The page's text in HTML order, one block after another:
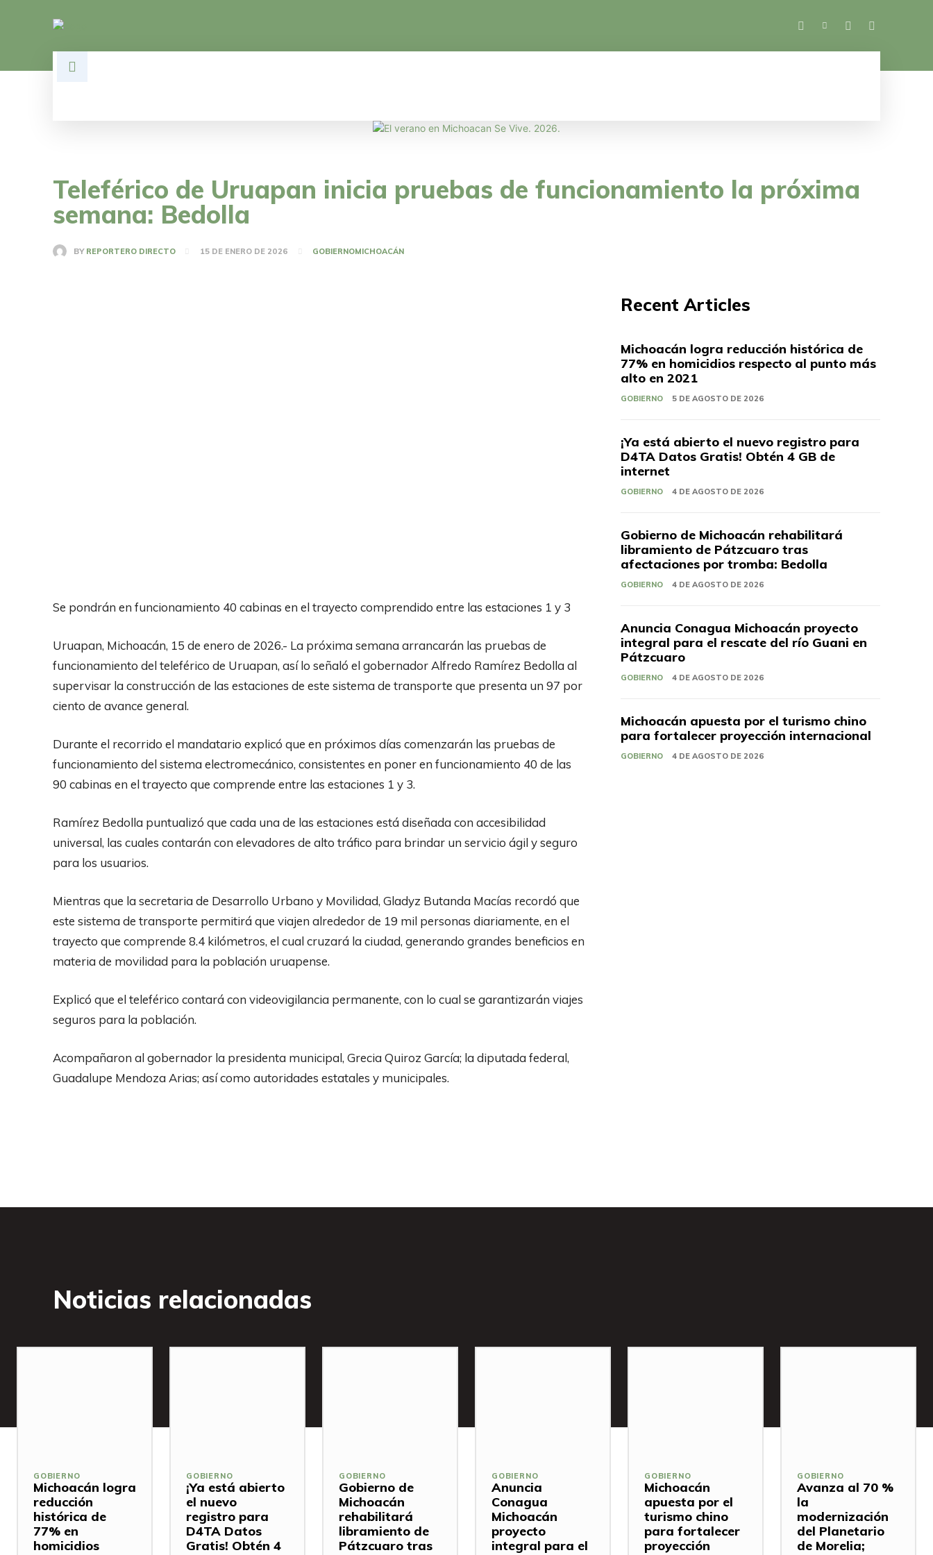
Teleférico de Uruapan inicia pruebas de funcionamiento la próxima
semana: Bedolla
BY REPORTERO DIRECTO 15 DE ENERO DE 2026 GOBIERNOMICHOACÁN
Se pondrán en funcionamiento 40 cabinas en el trayecto comprendido entre las estaciones 1 y 3
Uruapan, Michoacán, 15 de enero de 2026.- La próxima semana arrancarán las pruebas de
funcionamiento del teleférico de Uruapan, así lo señaló el gobernador Alfredo Ramírez Bedolla al
supervisar la construcción de las estaciones de este sistema de transporte que presenta un 97 por
ciento de avance general.
Durante el recorrido el mandatario explicó que en próximos días comenzarán las pruebas de
funcionamiento del sistema electromecánico, consistentes en poner en funcionamiento 40 de las
90 cabinas en el trayecto que comprende entre las estaciones 1 y 3.
Ramírez Bedolla puntualizó que cada una de las estaciones está diseñada con accesibilidad
universal, las cuales contarán con elevadores de alto tráfico para brindar un servicio ágil y seguro
para los usuarios.
Mientras que la secretaria de Desarrollo Urbano y Movilidad, Gladyz Butanda Macías recordó que
este sistema de transporte permitirá que viajen alrededor de 19 mil personas diariamente, en el
trayecto que comprende 8.4 kilómetros, el cual cruzará la ciudad, generando grandes beneficios en
materia de movilidad para la población uruapense.
Explicó que el teleférico contará con videovigilancia permanente, con lo cual se garantizarán viajes
seguros para la población.
Acompañaron al gobernador la presidenta municipal, Grecia Quiroz García; la diputada federal,
Guadalupe Mendoza Arias; así como autoridades estatales y municipales.
Recent Articles
Michoacán logra reducción histórica de
77% en homicidios respecto al punto más
alto en 2021
GOBIERNO 5 DE AGOSTO DE 2026
¡Ya está abierto el nuevo registro para
D4TA Datos Gratis! Obtén 4 GB de
internet
GOBIERNO 4 DE AGOSTO DE 2026
Gobierno de Michoacán rehabilitará
libramiento de Pátzcuaro tras
afectaciones por tromba: Bedolla
GOBIERNO 4 DE AGOSTO DE 2026
Anuncia Conagua Michoacán proyecto
integral para el rescate del río Guani en
Pátzcuaro
GOBIERNO 4 DE AGOSTO DE 2026
Michoacán apuesta por el turismo chino
para fortalecer proyección internacional
GOBIERNO 4 DE AGOSTO DE 2026
Noticias relacionadas
GOBIERNO
Michoacán logra
reducción
histórica de
77% en
homicidios
GOBIERNO
¡Ya está abierto
el nuevo
registro para
D4TA Datos
Gratis! Obtén 4
GOBIERNO
Gobierno de
Michoacán
rehabilitará
libramiento de
Pátzcuaro tras
GOBIERNO
Anuncia
Conagua
Michoacán
proyecto
integral para el
GOBIERNO
Michoacán
apuesta por el
turismo chino
para fortalecer
proyección
GOBIERNO
Avanza al 70 %
la
modernización
del Planetario
de Morelia;